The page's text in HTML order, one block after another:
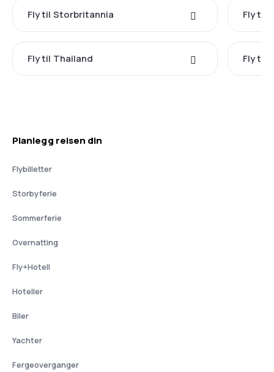
Fly til Storbritannia Fly til
Fly til Thailand Fly til
Planlegg reisen din
Flybilletter
Storbyferie
Sommerferie
Overnatting
Fly+Hotell
Hoteller
Biler
Yachter
Fergeoverganger